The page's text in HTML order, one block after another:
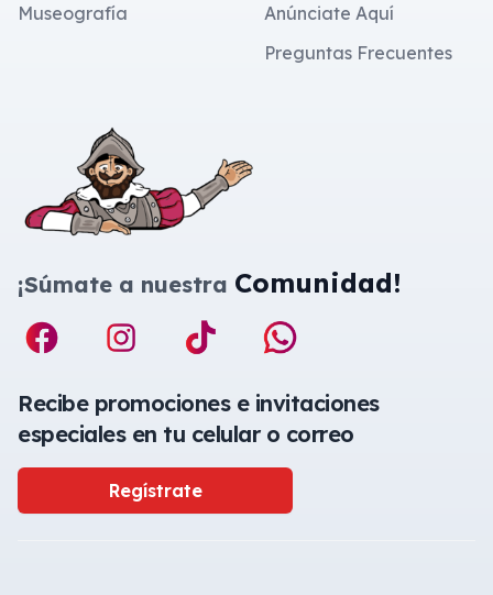
Museografía
Anúnciate Aquí
Preguntas Frecuentes
¡Súmate a nuestra Comunidad!
Recibe promociones e invitaciones
especiales en tu celular o correo
Regístrate